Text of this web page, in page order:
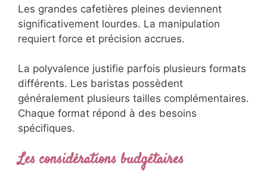
Les grandes cafetières pleines deviennent
significativement lourdes. La manipulation
requiert force et précision accrues.
La polyvalence justifie parfois plusieurs formats
différents. Les baristas possèdent
généralement plusieurs tailles complémentaires.
Chaque format répond à des besoins
spécifiques.
Les considérations budgétaires